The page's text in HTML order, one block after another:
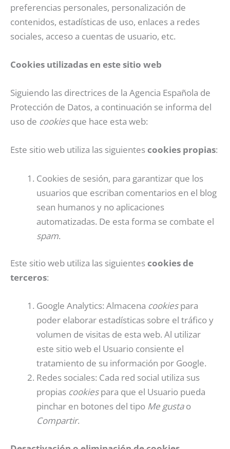
preferencias personales, personalización de
contenidos, estadísticas de uso, enlaces a redes
sociales, acceso a cuentas de usuario, etc.
Cookies utilizadas en este sitio web
Siguiendo las directrices de la Agencia Española de
Protección de Datos, a continuación se informa del
uso de cookiesque hace esta web:
Este sitio web utiliza las siguientescookies propias:
Cookies de sesión, para garantizar que los
usuarios que escriban comentarios en el blog
sean humanos y no aplicaciones
automatizadas. De esta forma se combate el
spam.
Este sitio web utiliza las siguientescookies de
terceros:
Google Analytics: Almacena cookiespara
poder elaborar estadísticas sobre el tráfico y
volumen de visitas de esta web. Al utilizar
este sitio web el Usuario consiente el
tratamiento de su información por Google.
Redes sociales: Cada red social utiliza sus
propias cookiespara que el Usuario pueda
pinchar en botones del tipo Me gustao
Compartir.